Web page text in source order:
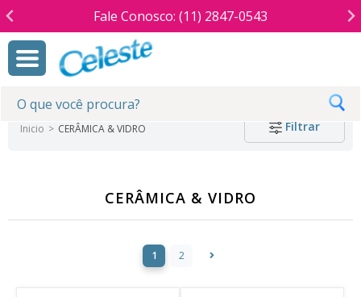
Fale Conosco: (11) 2847-0543
Filtrar
Inicio CERÂMICA & VIDRO
CERÂMICA & VIDRO
1 2